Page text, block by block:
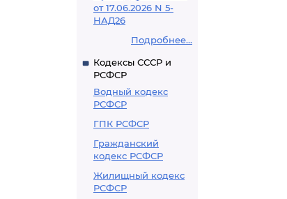
от 17.06.2026 N 5-
НАД26
Подробнее...
Кодексы СССР и
РСФСР
Водный кодекс
РСФСР
ГПК РСФСР
Гражданский
кодекс РСФСР
Жилищный кодекс
РСФСР